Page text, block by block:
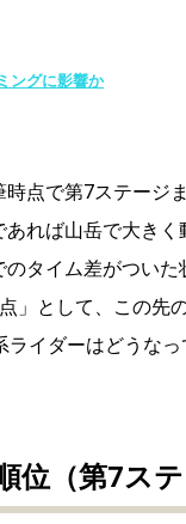
ングに影響か
時点で第7ステージ
れば山岳で大き
タイム差がつい
」として、この先
イダーはどうなっ
位（第7ス